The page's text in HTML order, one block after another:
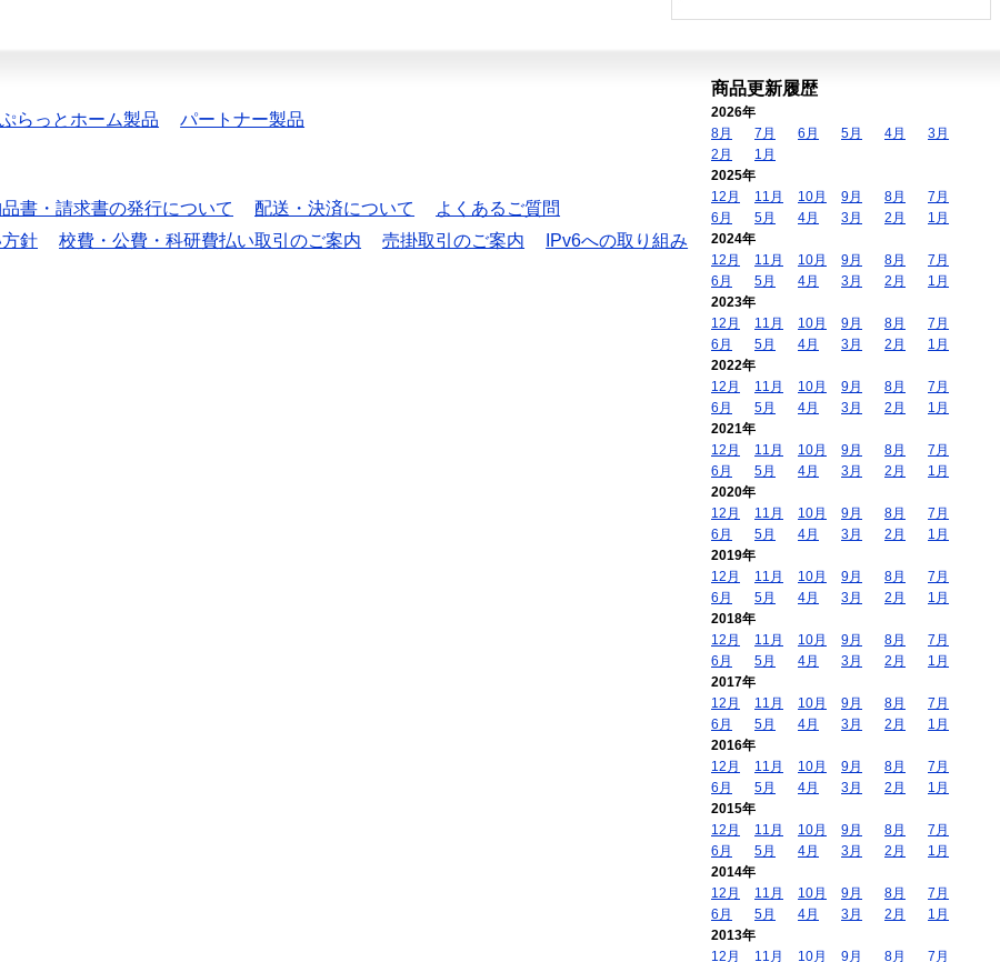
ぷらっとホーム製品 パートナー製品
書・請求書の発行について 配送・決済について
よくあるご質問
針 校費・公費・科研費払い取引のご案内 売掛取引のご案内
IPv6への取り組み
商品更新履歴
2026年
8月
7月 6月 5月 4月
3月
2月
1月
2025年
12月
11月 10月 9月 8月
7月
6月
5月 4月 3月 2月
1月
2024年
12月
11月 10月 9月 8月
7月
6月
5月 4月 3月 2月
1月
2023年
12月
11月 10月 9月 8月
7月
6月
5月 4月 3月 2月
1月
2022年
12月
11月 10月 9月 8月
7月
6月
5月 4月 3月 2月
1月
2021年
12月
11月 10月 9月 8月
7月
6月
5月 4月 3月 2月
1月
2020年
12月
11月 10月 9月 8月
7月
6月
5月 4月 3月 2月
1月
2019年
12月
11月 10月 9月 8月
7月
6月
5月 4月 3月 2月
1月
2018年
12月
11月 10月 9月 8月
7月
6月
5月 4月 3月 2月
1月
2017年
12月
11月 10月 9月 8月
7月
6月
5月 4月 3月 2月
1月
2016年
12月
11月 10月 9月 8月
7月
6月
5月 4月 3月 2月
1月
2015年
12月
11月 10月 9月 8月
7月
6月
5月 4月 3月 2月
1月
2014年
12月
11月 10月 9月 8月
7月
6月
5月 4月 3月 2月
1月
2013年
12月
11月 10月 9月 8月 7月